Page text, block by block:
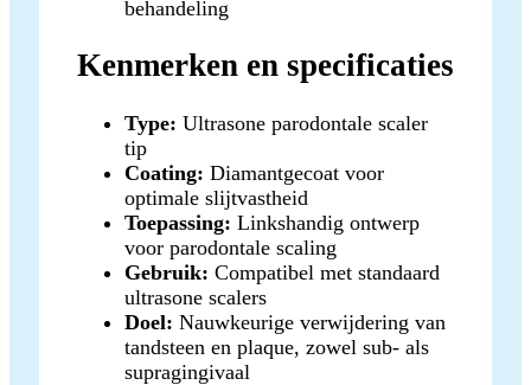
behandeling
Kenmerken en specificaties
Type: Ultrasone parodontale scaler
tip
Coating: Diamantgecoat voor
optimale slijtvastheid
Toepassing: Linkshandig ontwerp
voor parodontale scaling
Gebruik: Compatibel met standaard
ultrasone scalers
Doel: Nauwkeurige verwijdering van
tandsteen en plaque, zowel sub- als
supragingivaal